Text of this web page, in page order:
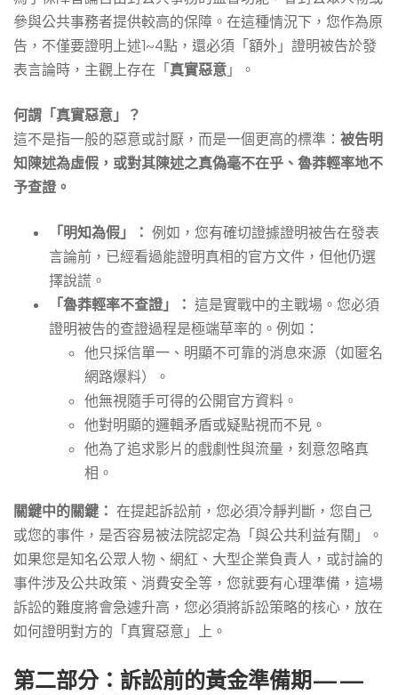
參與公共事務者提供較高的保障。在這種情況下，您作為原
告，不僅要證明上述1~4點，還必須「額外」證明被告於發
表言論時，主觀上存在「 真實惡意 」。
何謂「真實惡意」？
這不是指一般的惡意或討厭，而是一個更高的標準： 被告明
知陳述為虛假，或對其陳述之真偽毫不在乎、魯莽輕率地不
予查證。
「明知為假」： 例如，您有確切證據證明被告在發表
言論前，已經看過能證明真相的官方文件，但他仍選
擇說謊。
「魯莽輕率不查證」： 這是實戰中的主戰場。您必須
證明被告的查證過程是極端草率的。例如：
他只採信單一、明顯不可靠的消息來源（如匿名
網路爆料）。
他無視隨手可得的公開官方資料。
他對明顯的邏輯矛盾或疑點視而不見。
他為了追求影片的戲劇性與流量，刻意忽略真
相。
關鍵中的關鍵： 在提起訴訟前，您必須冷靜判斷，您自己
或您的事件，是否容易被法院認定為「與公共利益有關」。
如果您是知名公眾人物、網紅、大型企業負責人，或討論的
事件涉及公共政策、消費安全等，您就要有心理準備，這場
訴訟的難度將會急遽升高，您必須將訴訟策略的核心，放在
如何證明對方的「真實惡意」上。
第二部分：訴訟前的黃金準備期——